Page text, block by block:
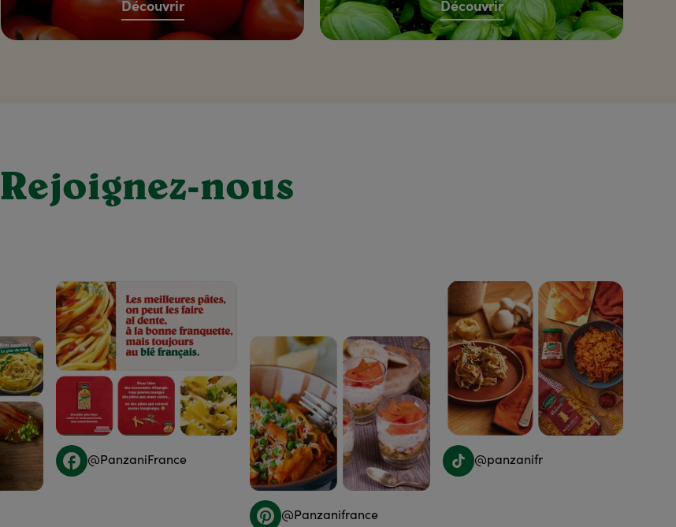
Découvrir Découvrir
Rejoignez-nous
@PanzaniFrance
@Panzanifrance
@panzanifr